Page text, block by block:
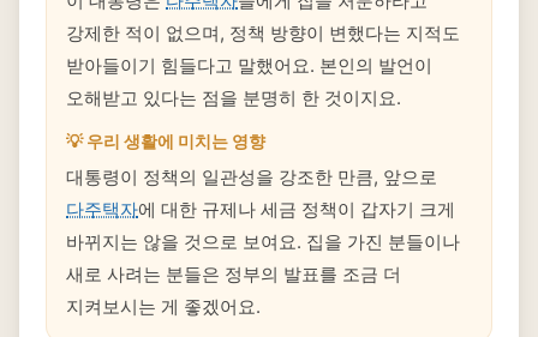
강제한 적이 없으며, 정책 방향이 변했다는 지적도
받아들이기 힘들다고 말했어요. 본인의 발언이
오해받고 있다는 점을 분명히 한 것이지요.
💡 우리 생활에 미치는 영향
대통령이 정책의 일관성을 강조한 만큼, 앞으로
다주택자에 대한 규제나 세금 정책이 갑자기 크게
바뀌지는 않을 것으로 보여요. 집을 가진 분들이나
새로 사려는 분들은 정부의 발표를 조금 더
지켜보시는 게 좋겠어요.